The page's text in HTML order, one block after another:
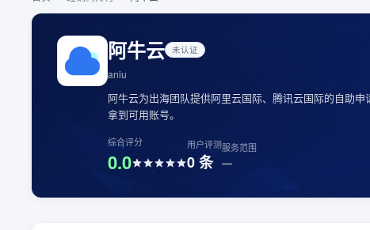
阿牛云 未认证
aniu
阿牛云为出海团队提供阿里云国际、腾讯云国际的自助
拿到可用账号。
综合评分
0.0
用户评测
0条
服务范围
—